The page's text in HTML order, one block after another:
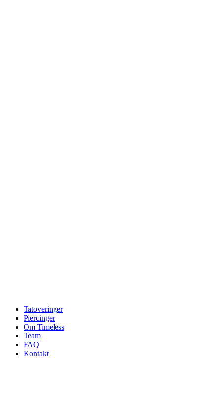
Tatoveringer
Piercinger
Om Timeless
Team
FAQ
Kontakt